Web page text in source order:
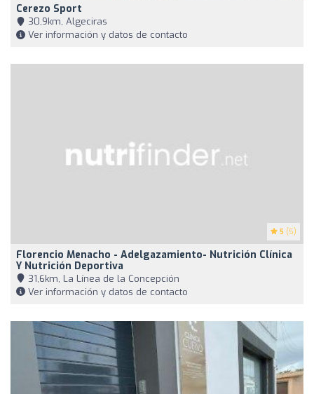
Cerezo Sport
30,9km, Algeciras
Ver información y datos de contacto
5 (5)
Florencio Menacho - Adelgazamiento- Nutrición Clínica
Y Nutrición Deportiva
31,6km, La Línea de la Concepción
Ver información y datos de contacto